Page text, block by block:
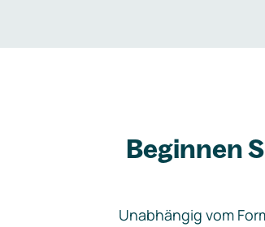
Beginnen
Unabhängig vom